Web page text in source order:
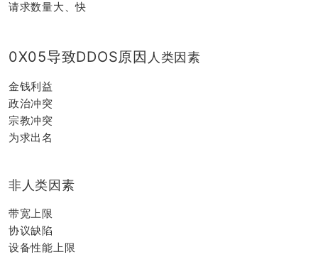
请求数量大、快
0X05导致DDOS原因 人类因素
金钱利益
政治冲突
宗教冲突
为求出名
非人类因素
带宽上限
协议缺陷
设备性能上限